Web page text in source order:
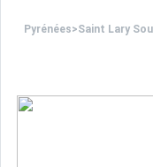
Pyrénées>Saint Lary